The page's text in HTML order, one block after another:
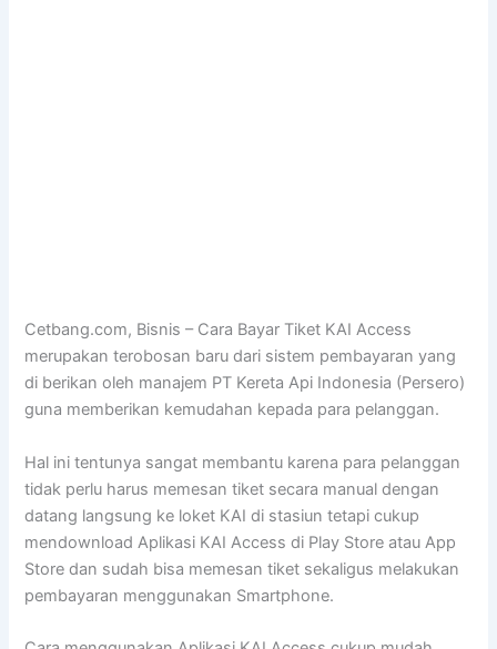
Cetbang.com, Bisnis – Cara Bayar Tiket KAI Access
merupakan terobosan baru dari sistem pembayaran yang
di berikan oleh manajem PT Kereta Api Indonesia (Persero)
guna memberikan kemudahan kepada para pelanggan.
Hal ini tentunya sangat membantu karena para pelanggan
tidak perlu harus memesan tiket secara manual dengan
datang langsung ke loket KAI di stasiun tetapi cukup
mendownload Aplikasi KAI Access di Play Store atau App
Store dan sudah bisa memesan tiket sekaligus melakukan
pembayaran menggunakan Smartphone.